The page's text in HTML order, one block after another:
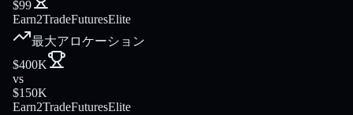
$99
Earn2TradeFuturesElite
最大アロケーション
$400K
vs
$150K
Earn2TradeFuturesElite